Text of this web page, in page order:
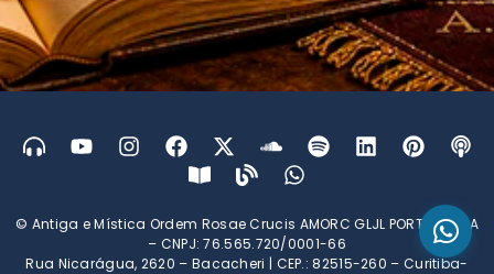
© Antiga e Mística Ordem Rosae Crucis AMORC GLJL PORTUGUESA
– CNPJ: 76.565.720/0001-66
Rua Nicarágua, 2620 – Bacacheri | CEP.: 82515-260 – Curitiba-